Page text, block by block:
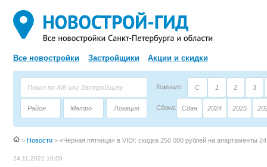
Все новостройки Застройщики Акции и скидки
Комнат: С 1 2 3
Район Метро Локация Сдача: Сдан 2024 2025
> Новости > «Черная пятница» в VIDI: скидка 250 000 рублей на апартаменты
24.11.2022 10:00